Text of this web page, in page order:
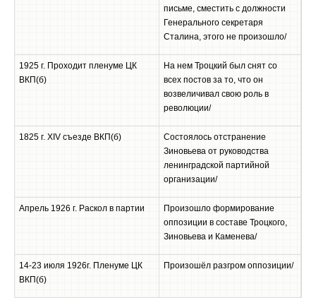
письме, сместить с должности
Генерального секретаря
Сталина, этого не произошло/
1925 г. Проходит пленуме ЦК
ВКП(б)
На нем Троцкий был снят со
всех постов за то, что он
возвеличивал свою роль в
революции/
1825 г. XIV съезде ВКП(б)
Состоялось отстранение
Зиновьева от руководства
ленинградской партийной
организации/
Апрель 1926 г. Раскол в партии
Произошло формирование
оппозиции в составе Троцкого,
Зиновьева и Каменева/
14-23 июля 1926г. Пленуме ЦК
ВКП(б)
Произошёл разгром оппозиции/